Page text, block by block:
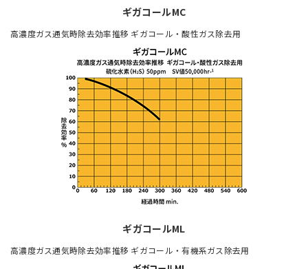
ギガコールMC
高濃度ガス通気時除去効率推移 ギガコール・酸性ガス除去用
ギガコールML
高濃度ガス通気時除去効率推移 ギガコール・有機系ガス除去用